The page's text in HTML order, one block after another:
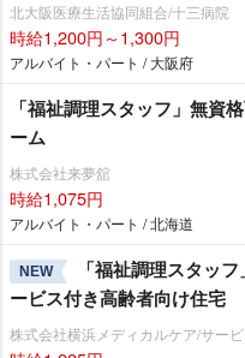
北大阪医療生活協同組合/十三病院
時給1,200円～1,300円
アルバイト・パート / 大阪府
「福祉調理スタッフ」無資
ーム
株式会社来夢舘
時給1,075円
アルバイト・パート / 北海道
NEW
「福祉調理スタッ
ービス付き高齢者向け住宅
株式会社横浜メディカルケア/サー